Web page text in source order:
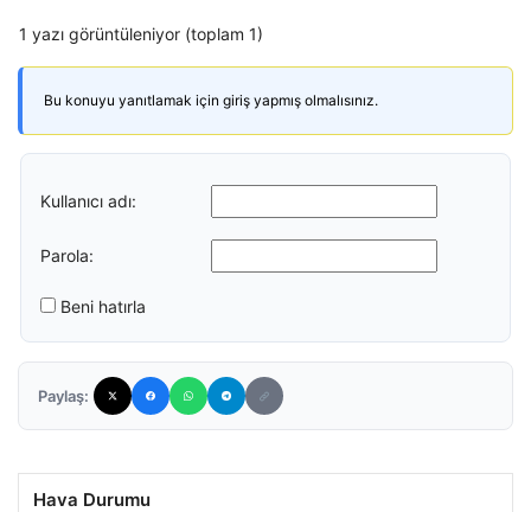
1 yazı görüntüleniyor (toplam 1)
Bu konuyu yanıtlamak için giriş yapmış olmalısınız.
Kullanıcı adı:
Parola:
Beni hatırla
Paylaş:
Hava Durumu